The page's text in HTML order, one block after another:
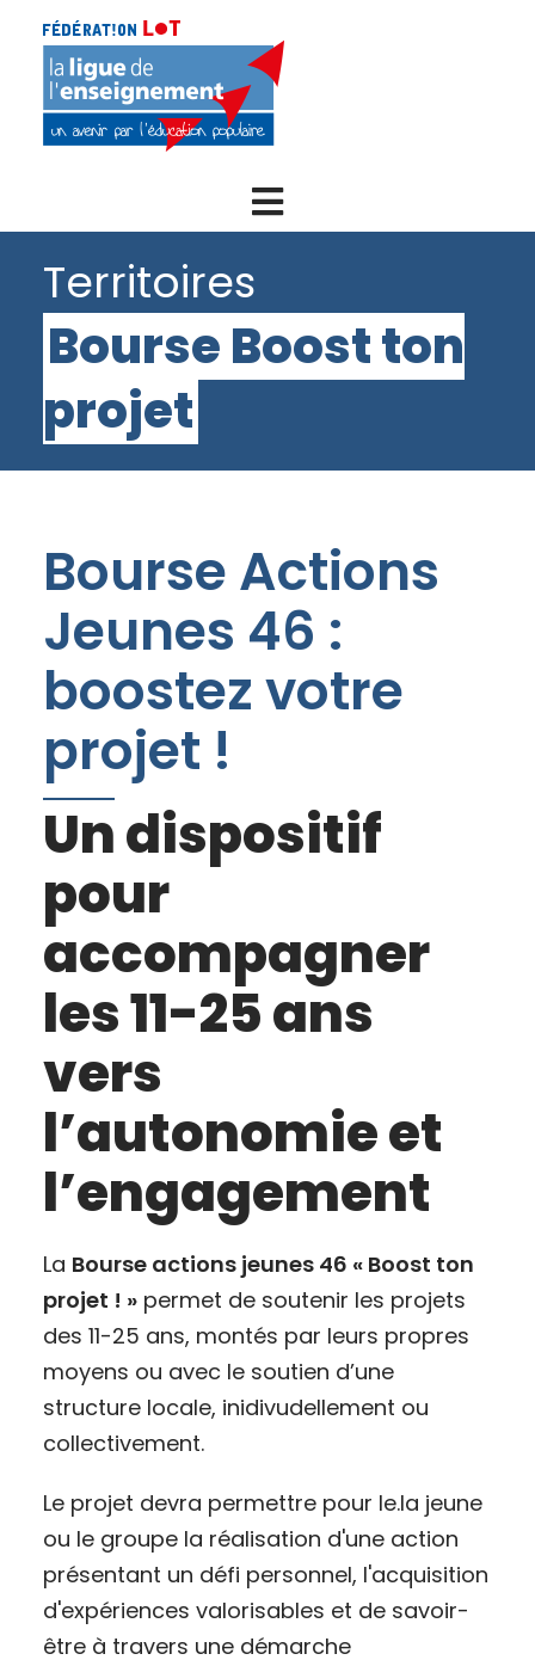
Menu
Territoires
Bourse Boost ton
projet
Bourse Actions
Jeunes 46 :
boostez votre
projet !
Un dispositif
pour
accompagner
les 11-25 ans
vers
l’autonomie et
l’engagement
La Bourse actions jeunes 46 « Boost ton
projet ! »permet de soutenir les projets
des 11-25 ans, montés par leurs propres
moyens ou avec le soutien d’une
structure locale, inidivudellement ou
collectivement.
Le projet devra permettre pour le.la jeune
ou le groupe la réalisation d'une action
présentant un défi personnel, l'acquisition
d'expériences valorisables et de savoir-
être à travers une démarche